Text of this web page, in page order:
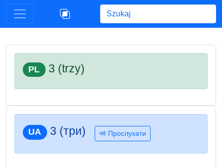
Begin typing for results.
PL 3 (trzy)
UA 3 (три) Прослухати